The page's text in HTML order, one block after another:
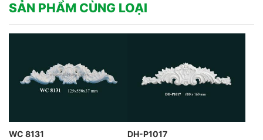
SẢN PHẨM CÙNG LOẠI
WC 8131 DH-P1017